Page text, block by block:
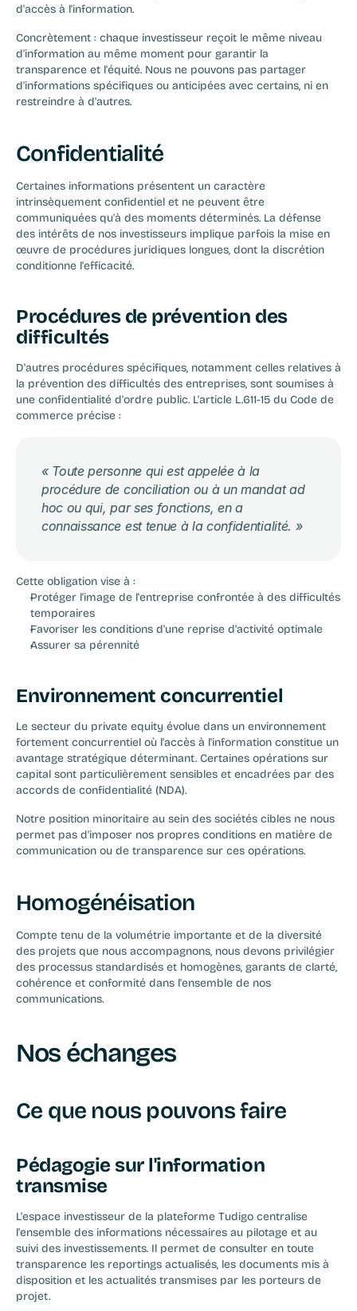
d'accès à l'information.
Concrètement : chaque investisseur reçoit le même niveau
d'information au même moment pour garantir la
transparence et l'équité. Nous ne pouvons pas partager
d'informations spécifiques ou anticipées avec certains, ni en
restreindre à d'autres.
Confidentialité
Certaines informations présentent un caractère
intrinsèquement confidentiel et ne peuvent être
communiquées qu'à des moments déterminés. La défense
des intérêts de nos investisseurs implique parfois la mise en
œuvre de procédures juridiques longues, dont la discrétion
conditionne l'efficacité.
Procédures de prévention des
difficultés
D'autres procédures spécifiques, notamment celles relatives à
la prévention des difficultés des entreprises, sont soumises à
une confidentialité d'ordre public. L'article L.611-15 du Code de
commerce précise :
« Toute personne qui est appelée à la
procédure de conciliation ou à un mandat ad
hoc ou qui, par ses fonctions, en a
connaissance est tenue à la confidentialité. »
Cette obligation vise à :
Protéger l'image de l'entreprise confrontée à des difficultés
temporaires
Favoriser les conditions d'une reprise d'activité optimale
Assurer sa pérennité
Environnement concurrentiel
Le secteur du private equity évolue dans un environnement
fortement concurrentiel où l'accès à l'information constitue un
avantage stratégique déterminant. Certaines opérations sur
capital sont particulièrement sensibles et encadrées par des
accords de confidentialité (NDA).
Notre position minoritaire au sein des sociétés cibles ne nous
permet pas d'imposer nos propres conditions en matière de
communication ou de transparence sur ces opérations.
Homogénéisation
Compte tenu de la volumétrie importante et de la diversité
des projets que nous accompagnons, nous devons privilégier
des processus standardisés et homogènes, garants de clarté,
cohérence et conformité dans l'ensemble de nos
communications.
Nos échanges
Ce que nous pouvons faire
Pédagogie sur l'information
transmise
L'espace investisseur de la plateforme Tudigo centralise
l'ensemble des informations nécessaires au pilotage et au
suivi des investissements. Il permet de consulter en toute
transparence les reportings actualisés, les documents mis à
disposition et les actualités transmises par les porteurs de
projet.